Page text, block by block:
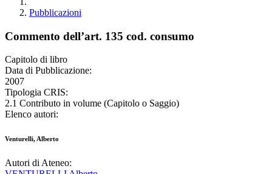
Pubblicazioni
Commento dell’art. 135 cod. consumo
Capitolo di libro
Data di Pubblicazione:
2007
Tipologia CRIS:
2.1 Contributo in volume (Capitolo o Saggio)
Elenco autori:
Venturelli, Alberto
Autori di Ateneo: